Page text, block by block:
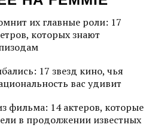
их главные роли: 17
которых знают
17 звезд кино, чья
вас удивит
фильма: 14 актеров, которые
в продолжении известных